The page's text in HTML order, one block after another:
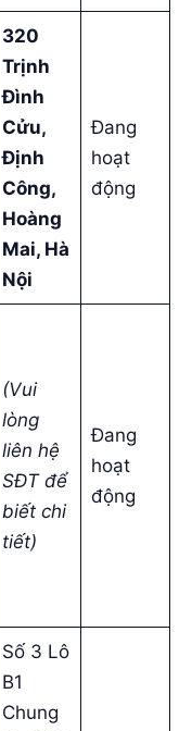
320
Trịnh
Đình
Cửu,
Định
Công,
Hoàng
Mai, Hà
Nội
Đang
hoạt
động
(Vui
lòng
liên hệ
SĐT để
biết chi
tiết)
Đang
hoạt
động
Số 3 Lô
B1
Chung